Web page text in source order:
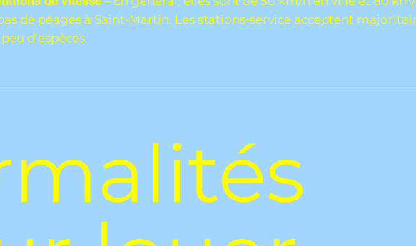
de péages à Saint-Martin. Les stations-service acceptent
d’espèces.